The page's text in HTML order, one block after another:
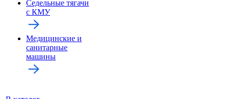
Седельные тягачи
с КМУ
Медицинские и
санитарные
машины